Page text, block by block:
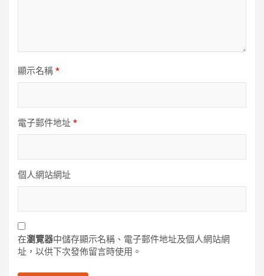
顯示名稱 *
電子郵件地址 *
個人網站網址
在瀏覽器中儲存顯示名稱、電子郵件地址及個人網站網
址，以供下次發佈留言時使用。